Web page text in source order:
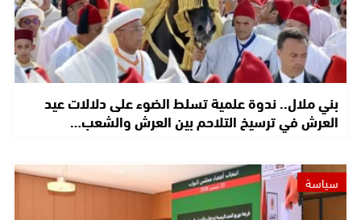
بني ملال.. ندوة علمية تسلط الضوء على دلالات عيد
العرش في ترسيخ التلاحم بين العرش والشعب…
سياسة